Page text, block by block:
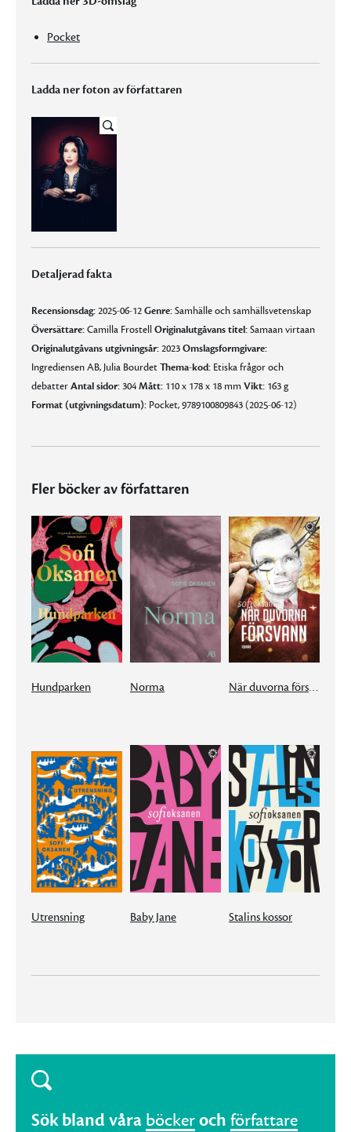
Pocket
Ladda ner foton av författaren
Detaljerad fakta
Recensionsdag:2025-06-12Genre:Samhälle och samhällsvetenskap
Översättare:Camilla Frostell Originalutgåvans titel:Samaan virtaan
Originalutgåvans utgivningsår:2023Omslagsformgivare:
Ingrediensen AB, Julia BourdetThema-kod: Etiska frågor och
debatterAntal sidor:304Mått: 110 x 178 x 18 mmVikt: 163 g
Format (utgivningsdatum): Pocket, 9789100809843 (2025-06-12)
Fler böcker av författaren
Hundparken Norma När duvorna försvann
Utrensning Baby Jane Stalins kossor
Sök bland våra böckeroch författare